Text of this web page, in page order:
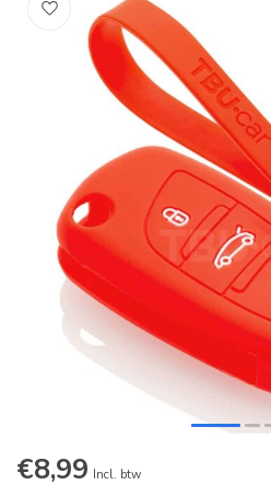
€8,99 Incl. btw